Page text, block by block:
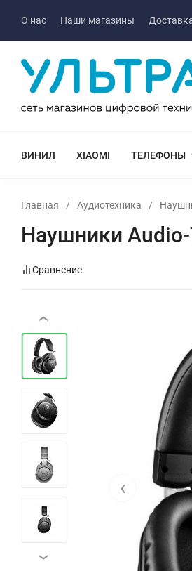
О нас Наши магазины
ВИНИЛ XIAOMI ТЕЛЕФОНЫ
Главная / Аудиотехника /
Наушники
Сравнение
‹
‹
›